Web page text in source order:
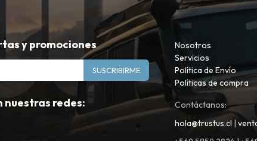
y promociones
SUSCRIBIRME
nuestras redes:
Nosotros
Servicios
Política de Envío
Políticas de compra
Contáctanos:
hola@trustus.cl